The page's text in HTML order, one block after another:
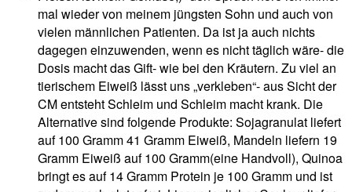
mal wieder von meinem jüngsten Sohn und auch von
vielen männlichen Patienten. Da ist ja auch nichts
dagegen einzuwenden, wenn es nicht täglich wäre- die
Dosis macht das Gift- wie bei den Kräutern. Zu viel an
tierischem Eiweiß lässt uns „verkleben“- aus Sicht der
CM entsteht Schleim und Schleim macht krank. Die
Alternative sind folgende Produkte: Sojagranulat liefert
auf 100 Gramm 41 Gramm Eiweiß, Mandeln liefern 19
Gramm Eiweiß auf 100 Gramm(eine Handvoll), Quinoa
bringt es auf 14 Gramm Protein je 100 Gramm und ist